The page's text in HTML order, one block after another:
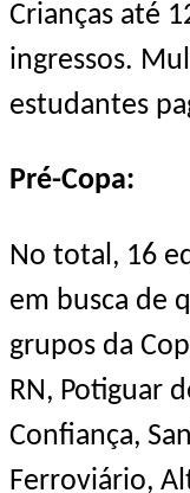
Crianças até
ingressos.
estudantes
Pré-Copa:
No total, 16
em busca de
grupos da
RN, Potiguar
Confiança,
Ferroviário,